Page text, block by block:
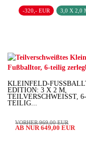
-320,- EUR 3,0 X 2,0
KLEINFELD-
DITION: 3 X 2 M, T
EILVERSCHWEISST, 6-TE
ILIG...
VORHER 969,00 EUR
AB NUR 649,00 EUR